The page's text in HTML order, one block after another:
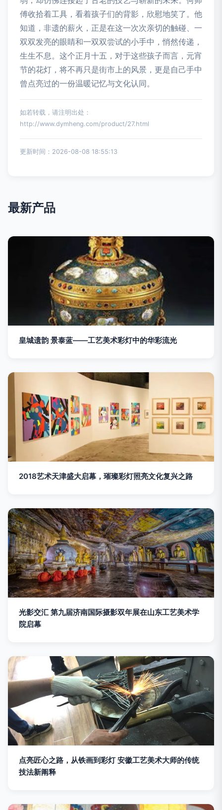
傅收拾着工具，看着孩子们的背影，欣慰地笑了。他
知道，非遗的薪火，正是在这一次次亲切的触碰、一
双双发亮的眼睛和一双双尝试的小手中，悄然传递，
生生不息。这个正月十五，对于这些孩子而言，元宵
节的花灯，将不再只是街市上的风景，更是自己手中
曾点亮过的一份温暖记忆与文化认同。
如若转载，请注明出处：
http://www.dymheng.com/product/27.html
更新时间：2026-08-08 18:55:13
最新产品
皇城遗韵 景泰蓝——工艺美术彩灯中的华彩流光
2018艺术天津盛大启幕，璀璨彩灯照亮文化复兴之路
光影交汇 第九届济南国际摄影双年展在山东工艺美术学
院启幕
点亮匠心之路，从铁画到彩灯 安徽工艺美术大师的传统
技法新阐释